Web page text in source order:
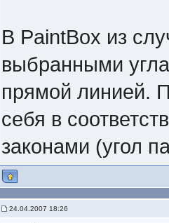
В PaintBox из
выбранными
прямой линией.
себя в
законами (угол
24.04.2007 18:26